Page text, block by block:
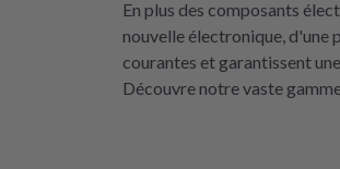
En plus des composants
nouvelle électronique, d'une
courantes et garantissent
Découvre notre vaste